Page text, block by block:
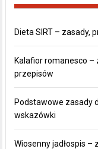
Dieta SIRT – zasady,
Kalafior romanesco –
przepisów
Podstawowe zasady
wskazówki
Wiosenny jadłospis